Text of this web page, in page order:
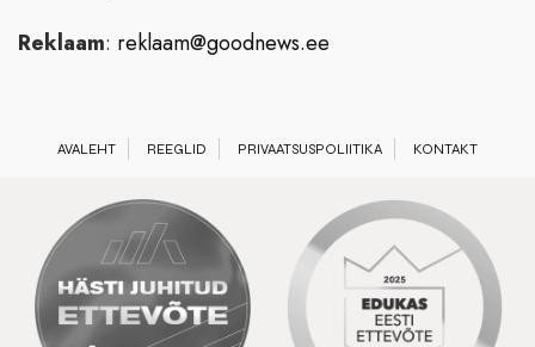
Reklaam: reklaam@goodnews.ee
AVALEHT REEGLID PRIVAATSUSPOLIITIKA KONTAKT